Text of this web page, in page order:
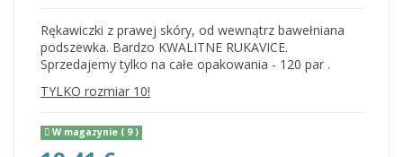
Rękawiczki z prawej skóry, od wewnątrz bawełniana
podszewka. Bardzo KWALITNE RUKAVICE.
Sprzedajemy tylko na całe opakowania - 120 par .
TYLKO rozmiar 10!
W magazynie ( 9 )